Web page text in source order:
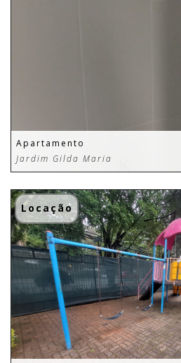
Apartamento
Jardim Gilda Maria
Locação